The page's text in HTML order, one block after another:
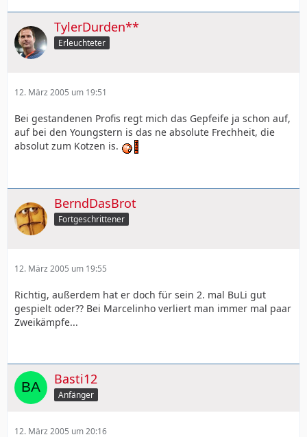
TylerDurden**
Erleuchteter
12. März 2005 um 19:51
Bei gestandenen Profis regt mich das Gepfeife ja schon auf,
auf bei den Youngstern is das ne absolute Frechheit, die
absolut zum Kotzen is.
BerndDasBrot
Fortgeschrittener
12. März 2005 um 19:55
Richtig, außerdem hat er doch für sein 2. mal BuLi gut
gespielt oder?? Bei Marcelinho verliert man immer mal paar
Zweikämpfe...
Basti12
Anfänger
12. März 2005 um 20:16